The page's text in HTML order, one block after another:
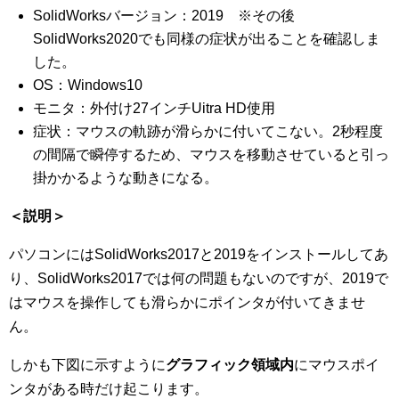
SolidWorksバージョン：2019 ※その後
SolidWorks2020でも同様の症状が出ることを確認しま
した。
OS：Windows10
モニタ：外付け27インチUitra HD使用
症状：マウスの軌跡が滑らかに付いてこない。2秒程度
の間隔で瞬停するため、マウスを移動させていると引っ
掛かかるような動きになる。
＜説明＞
パソコンにはSolidWorks2017と2019をインストールしてあ
り、SolidWorks2017では何の問題もないのですが、2019で
はマウスを操作しても滑らかにポインタが付いてきませ
ん。
しかも下図に示すようにグラフィック領域内にマウスポイ
ンタがある時だけ起こります。